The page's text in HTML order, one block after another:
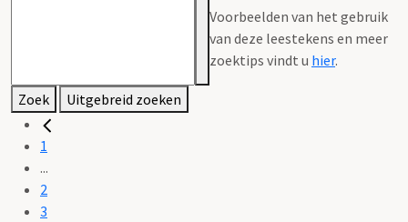
Voorbeelden van het gebruik
van deze leestekens en meer
zoektips vindt u hier.
Zoek Uitgebreid zoeken
1
...
2
3